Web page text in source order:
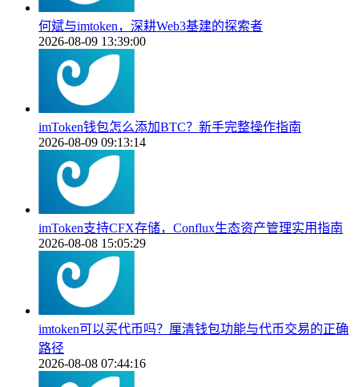
何斌与imtoken，深耕Web3基建的探索者
2026-08-09 13:39:00
imToken钱包怎么添加BTC？新手完整操作指南
2026-08-09 09:13:14
imToken支持CFX存储，Conflux生态资产管理实用指南
2026-08-08 15:05:29
imtoken可以买代币吗？厘清钱包功能与代币交易的正确
路径
2026-08-08 07:44:16